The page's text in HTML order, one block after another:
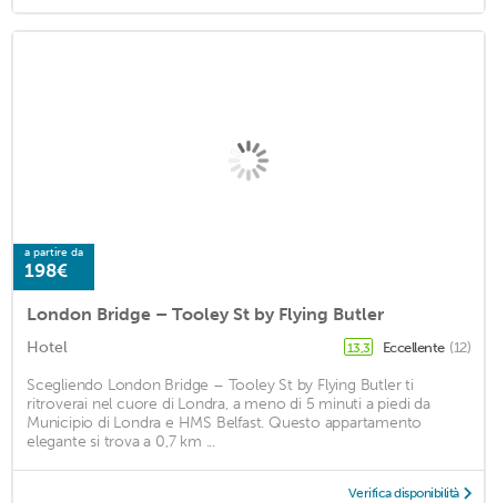
a partire da
198€
London Bridge – Tooley St by Flying Butler
Hotel 13,3 Eccellente (12)
Scegliendo London Bridge – Tooley St by Flying Butler ti
ritroverai nel cuore di Londra, a meno di 5 minuti a piedi da
Municipio di Londra e HMS Belfast. Questo appartamento
elegante si trova a 0,7 km ...
Verifica disponibilità